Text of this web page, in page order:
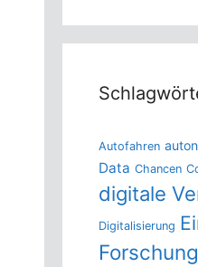
Autofahren
Data Chancen
digitale
Digitalisierung
Forschung